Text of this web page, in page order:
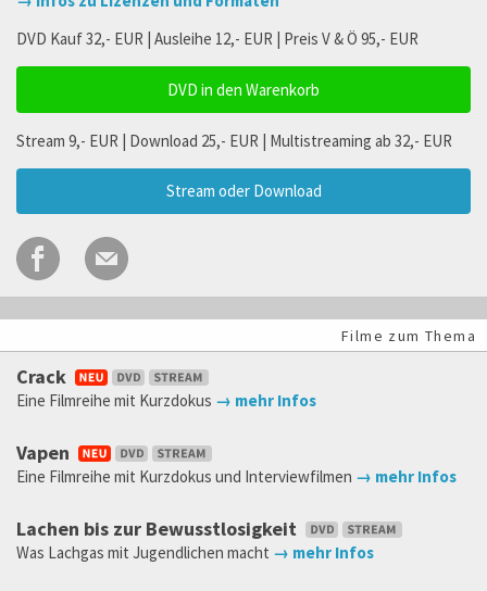
DVD Kauf 32,- EUR | Ausleihe 12,- EUR | Preis V & Ö 95,- EUR
DVD in den Warenkorb
Stream 9,- EUR | Download 25,- EUR | Multistreaming ab 32,- EUR
Stream oder Download
Filme zum Thema
Crack
Eine Filmreihe mit Kurzdokus → mehr Infos
Vapen
Eine Filmreihe mit Kurzdokus und Interviewfilmen → mehr Infos
Lachen bis zur Bewusstlosigkeit
Was Lachgas mit Jugendlichen macht → mehr Infos